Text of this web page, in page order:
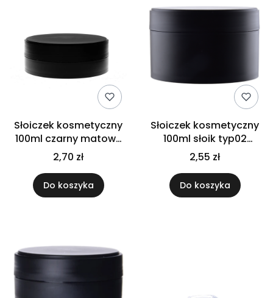
Słoiczek kosmetyczny
100ml czarny matowy
słoik
2,70 zł
Do koszyka
Słoiczek kosmetyczny
100ml słoik typ02
czarny matowy
2,55 zł
Do koszyka